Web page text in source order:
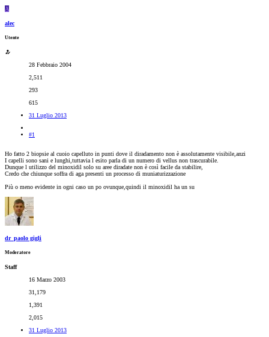
A
alec
Utente
28 Febbraio 2004
2,511
293
615
31 Luglio 2013
#1
Ho fatto 2 biopsie al cuoio capelluto in punti dove il diradamento non è assolutamente visibile,anzi
I capelli sono sani e lunghi,tuttavia l esito parla di un numero di vellus non trascurabile.
Dunque l utilizzo del minoxidil solo su aree diradate non è così facile da stabilire,
Credo che chiunque soffra di aga presenti un processo di muniaturizzazione
Più o meno evidente in ogni caso un po ovunque,quindi il minoxidil ha un su
dr_paolo gigli
Moderatore
Staff
16 Marzo 2003
31,179
1,391
2,015
31 Luglio 2013